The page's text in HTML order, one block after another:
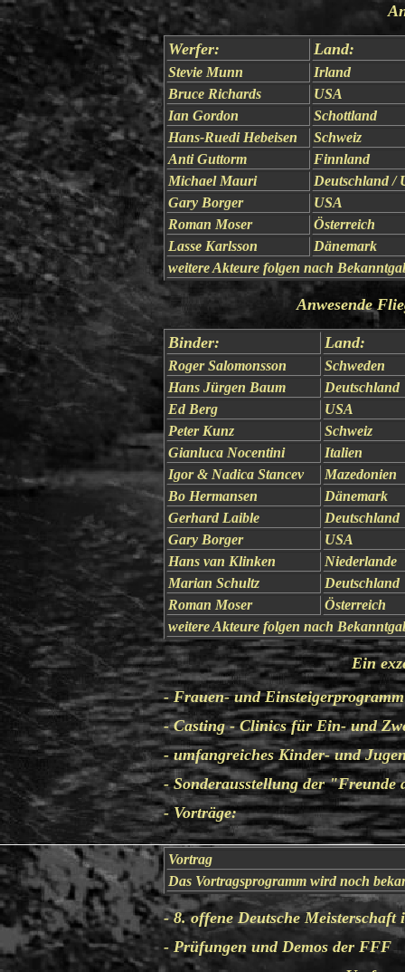
Werfer: Land:
Stevie Munn
Irland
Bruce Richards
USA
Ian Gordon
Schottland
Hans-Ruedi Hebeisen
Schweiz
Anti Guttorm
Finnland
Michael Mauri
Deutschland /
Gary Borger
USA
Roman Moser
Österreich
Lasse Karlsson
Dänemark
weitere Akteure folgen nach
Anwesende
Binder: Land:
Roger Salomonsson
Schweden
Hans Jürgen Baum
Deutschland
Ed Berg
USA
Peter Kunz
Schweiz
Gianluca Nocentini
Italien
Igor & Nadica Stancev
Mazedonien
Bo Hermansen
Dänemark
Gerhard Laible
Deutschland
Gary Borger
USA
Hans van Klinken
Niederlande
Marian Schultz
Deutschland
Roman Moser
Österreich
weitere Akteure folgen nach
Ein
- Frauen- und Einsteigerprogramm
- Casting - Clinics für Ein- und
- umfangreiches Kinder- und
- Sonderausstellung der "Freunde
- Vorträge:
Vortrag
Das Vortragsprogramm wird noch
- 8. offene Deutsche Meisterschaft
- Prüfungen und Demos der FFF